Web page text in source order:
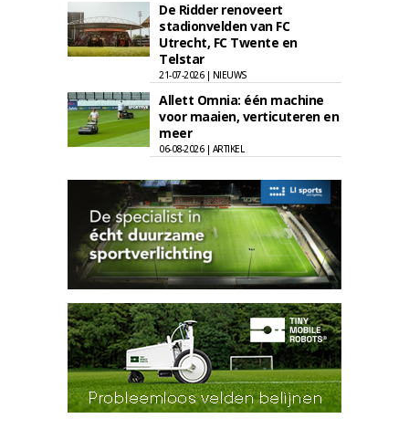
De Ridder renoveert
stadionvelden van FC
Utrecht, FC Twente en
Telstar
21-07-2026 | NIEUWS
Allett Omnia: één machine
voor maaien, verticuteren en
meer
06-08-2026 | ARTIKEL